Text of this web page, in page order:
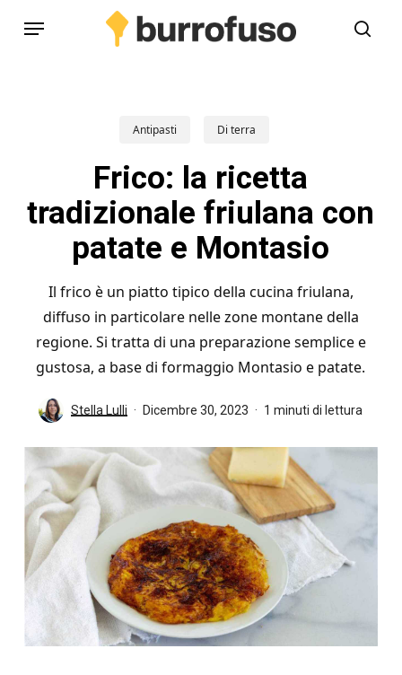
Menu
Antipasti Di terra
Frico: la ricetta
tradizionale friulana con
patate e Montasio
Il frico è un piatto tipico della cucina friulana,
diffuso in particolare nelle zone montane della
regione. Si tratta di una preparazione semplice e
gustosa, a base di formaggio Montasio e patate.
Stella Lulli Dicembre 30, 2023 1 minuti di lettura